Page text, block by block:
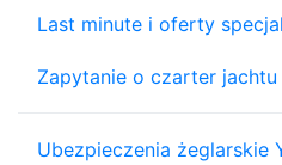
Last minute i oferty
Zapytanie o czarter jachtu
Ubezpieczenia żeglarskie